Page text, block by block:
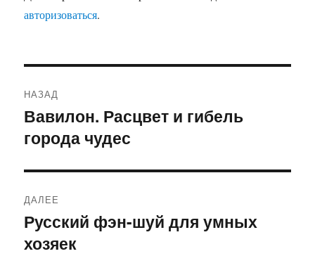
авторизоваться.
по
записям
НАЗАД
Предыдущая
запись:
Вавилон. Расцвет и гибель
города чудес
ДАЛЕЕ
Следующая
запись:
Русский фэн-шуй для умных
хозяек